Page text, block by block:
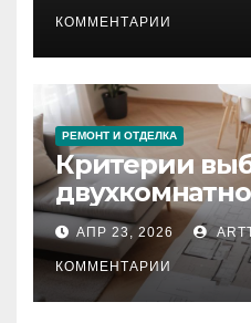
КОММЕНТАРИИ
РЕМОНТ И ОТДЕЛКА
Критерии
планировка,
состояние и
АПР 23, 2026
КОММЕНТАРИИ